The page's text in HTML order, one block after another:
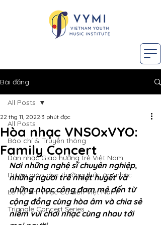
Bài đăng
All Posts
Báo chí & Truyền thông
Dàn nhạc Giao hưởng trẻ Việt Nam
Dự án giáo dục thường thức âm nhạc
Lễ hội Âm nhạc Cổ điển Việt Nam
Triangle Concert Series
All Posts
Hòa nhạc VNSOxVYO:
Family Concert
22 thg 11, 2022 3 phút đọc
Nơi những nghệ sĩ chuyên nghiệp,
những người trẻ nhiệt huyết và
những nhạc công đam mê đến từ
cộng đồng cùng hòa âm và chia sẻ
niềm vui chơi nhạc cùng nhau tới